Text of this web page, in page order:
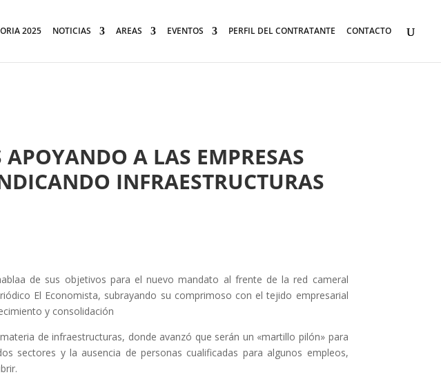
2025 NOTICIAS AREAS EVENTOS PERFIL DEL CONTRATANTE CONTACTO
APOYANDO A LAS EMPRESAS
INFRAESTRUCTURAS
de sus objetivos para el nuevo mandato al frente de la red cameral
El Economista, subrayando su comprimoso con el tejido empresarial
y consolidación
de infraestructuras, donde avanzó que serán un «martillo pilón» para
sectores y la ausencia de personas cualificadas para algunos empleos,